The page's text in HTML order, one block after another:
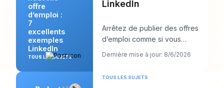
offre
d’emploi :
7
excellents
exemples
LinkedIn
TOUS LES SUJETS
LinkedIn
Arrêtez de publier des offres
d’emploi comme si vous
remplissiez des formulaires et
commencez à les
Dernière mise à jour: 8/6/2026
TOUS LES SUJETS